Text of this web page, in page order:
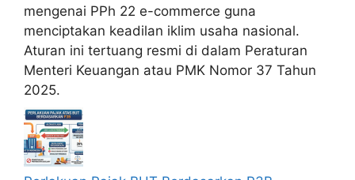
mengenai PPh 22 e-commerce guna
menciptakan keadilan iklim usaha nasional.
Aturan ini tertuang resmi di dalam Peraturan
Menteri Keuangan atau PMK Nomor 37 Tahun
2025.